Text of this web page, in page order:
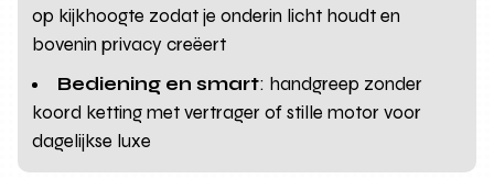
op kijkhoogte zodat je onderin licht houdt en
bovenin privacy creëert
Bediening en smart: handgreep zonder
koord ketting met vertrager of stille motor voor
dagelijkse luxe